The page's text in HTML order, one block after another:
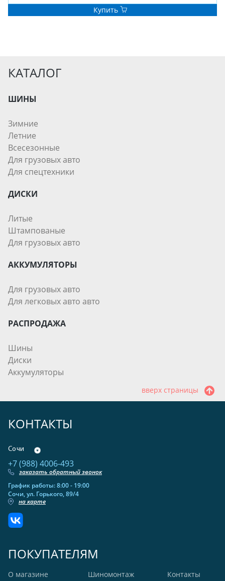
Купить
КАТАЛОГ
ШИНЫ
Зимние
Летние
Всесезонные
Для грузовых авто
Для спецтехники
ДИСКИ
Литые
Штампованые
Для грузовых авто
АККУМУЛЯТОРЫ
Для грузовых авто
Для легковых авто авто
РАСПРОДАЖА
Шины
Диски
Аккумуляторы
вверх страницы
КОНТАКТЫ
Сочи
+7 (988) 4006-493
заказать обратный звонок
График работы: 8:00 - 19:00
Сочи, ул. Горького, 89/4
на карте
ПОКУПАТЕЛЯМ
О магазине Шиномонтаж Контакты